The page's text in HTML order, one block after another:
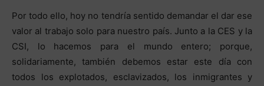
Por todo ello, hoy no tendría sentido demandar el dar ese
valor al trabajo solo para nuestro país. Junto a la CES y la
CSI, lo hacemos para el mundo entero; porque,
solidariamente, también debemos estar este día con
todos los explotados, esclavizados, los inmigrantes y